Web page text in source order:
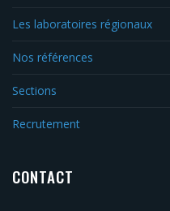
Les laboratoires régionaux
Nos références
Sections
Recrutement
CONTACT